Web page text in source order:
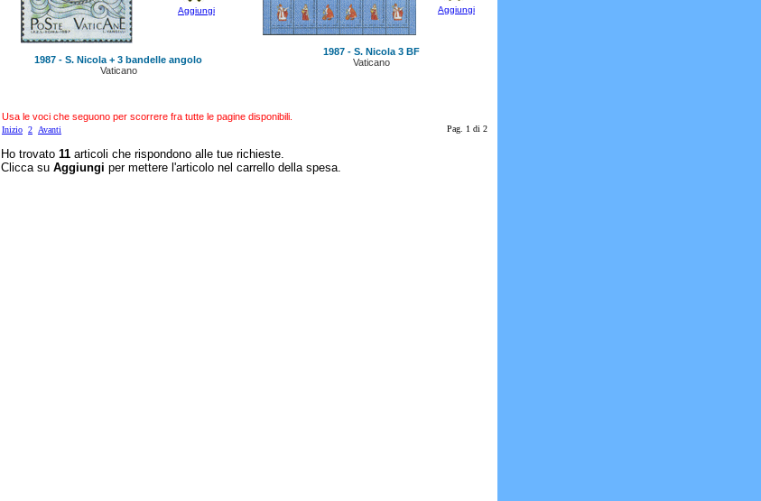
Aggiungi
1987 - S. Nicola + 3 bandelle angolo
Vaticano
Aggiungi
1987 - S. Nicola 3 BF
Vaticano
Usa le voci che seguono per scorrere fra tutte le pagine disponibili.
Inizio 2 Avanti Pag. 1 di 2
Ho trovato 11 articoli che rispondono alle tue richieste.
Clicca su Aggiungi per mettere l'articolo nel carrello della spesa.